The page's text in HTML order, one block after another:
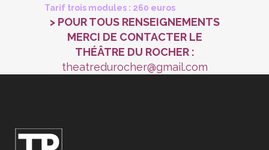
Tarif trois modules : 260 euros
> POUR TOUS RENSEIGNEMENTS
MERCI DE CONTACTER LE
THÉÂTRE DU ROCHER :
theatredurocher@gmail.com